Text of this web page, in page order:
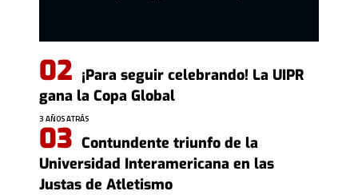
¡Para seguir celebrando! La UIPR
gana la Copa Global
3 AÑOS ATRÁS
Contundente triunfo de la
Universidad Interamericana en las
Justas de Atletismo